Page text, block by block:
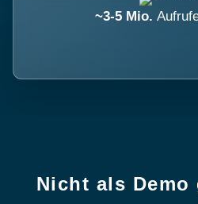
~3-5 Mio.
Nicht als Demo